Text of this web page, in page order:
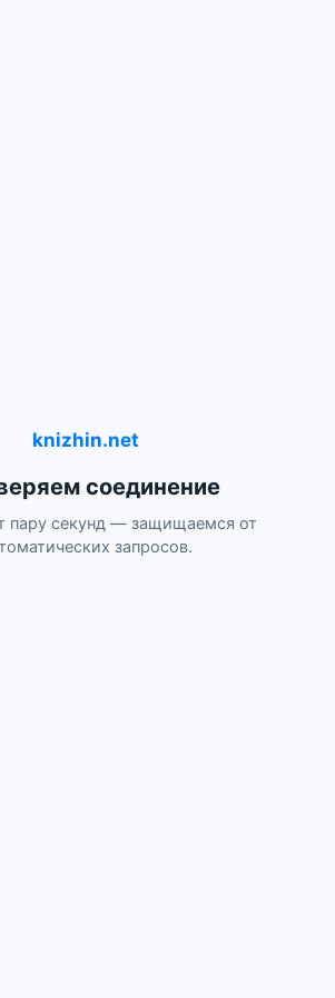
knizhin.net
соединение
пару секунд — защищаемся от
запросов.